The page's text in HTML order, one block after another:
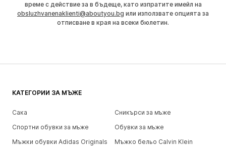
време с действие за в бъдеще, като изпратите имейл на
obsluzhvanenaklienti@aboutyou.bg или използвате опцията за
отписване в края на всеки бюлетин.
КАТЕГОРИИ ЗА МЪЖЕ
Сака
Сникърси за мъже
Спортни обувки за мъже
Обувки за мъже
Мъжки обувки Adidas Originals
Мъжко бельо Calvin Klein